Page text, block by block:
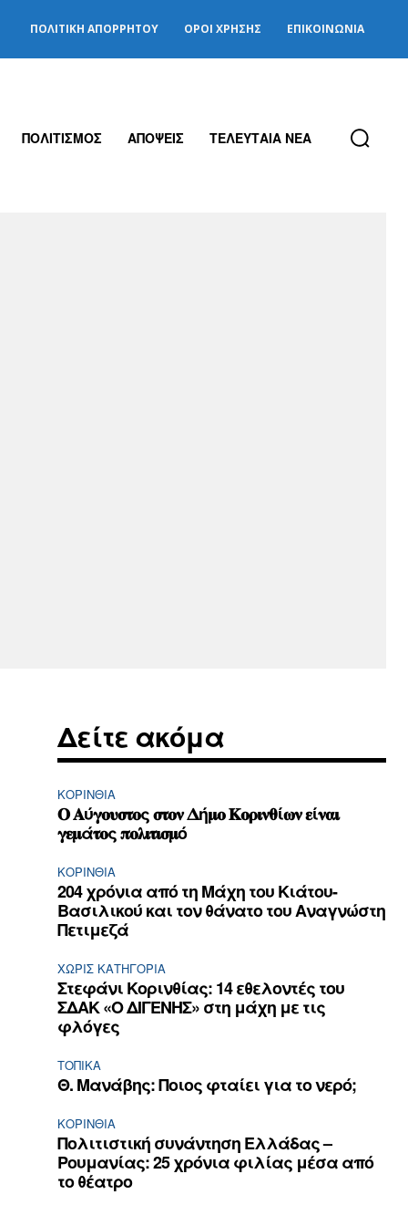
ΠΟΛΙΤΙΚΉ ΑΠΟΡΡΉΤΟΥ ΌΡΟΙ ΧΡΉΣΗΣ ΕΠΙΚΟΙΝΩΝΊΑ
ΠΟΛΙΤΙΣΜΟΣ ΑΠΟΨΕΙΣ ΤΕΛΕΥΤΑΙΑ ΝΕΑ
Δείτε ακόμα
ΚΟΡΙΝΘΊΑ
𝚶 𝚨ύ𝛄𝛐𝛖𝛔𝛕𝛐ς 𝛔𝛕𝛐𝛎 𝚫ή𝛍𝛐 𝚱𝛐𝛒𝛊𝛎𝛉ί𝛚𝛎 𝛆ί𝛎𝛂𝛊
𝛄𝛆𝛍ά𝛕𝛐ς 𝛑𝛐𝛌𝛊𝛕𝛊𝛔𝛍ό
ΚΟΡΙΝΘΊΑ
204 χρόνια από τη Μάχη του Κιάτου-
Βασιλικού και τον θάνατο του Αναγνώστη
Πετιμεζά
ΧΩΡΊΣ ΚΑΤΗΓΟΡΊΑ
Στεφάνι Κορινθίας: 14 εθελοντές του
ΣΔΑΚ «Ο ΔΙΓΕΝΗΣ» στη μάχη με τις
φλόγες
ΤΟΠΙΚΑ
Θ. Μανάβης: Ποιος φταίει για το νερό;
ΚΟΡΙΝΘΊΑ
Πολιτιστική συνάντηση Ελλάδας –
Ρουμανίας: 25 χρόνια φιλίας μέσα από
το θέατρο